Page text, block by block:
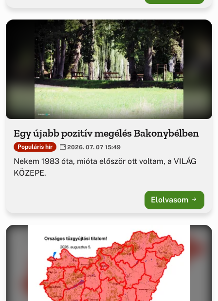
Egy újabb pozitív megélés Bakonybélben
Populáris hír 2026. 07. 07 15:49
Nekem 1983 óta, mióta először ott voltam, a VILÁG
KÖZEPE.
Elolvasom